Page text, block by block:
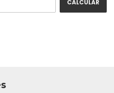
CALCULAR